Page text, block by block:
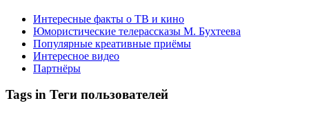
Интересные факты о ТВ и кино
Юмористические телерассказы М. Бухтеева
Популярные креативные приёмы
Интересное видео
Партнёры
Tags in Теги пользователей